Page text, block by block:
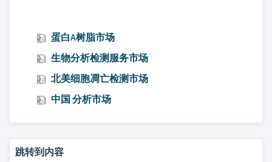
蛋白A树脂市场
生物分析检测服务市场
北美细胞凋亡检测市场
中国 分析市场
跳转到内容